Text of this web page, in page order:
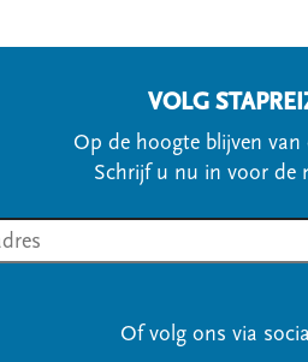
VOLG
Op de hoogte blijven van
Schrijf u nu in voor de
Of volg ons via